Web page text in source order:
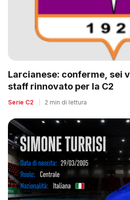
Larcianese: conferme, sei
staff rinnovato per la C2
Serie C2 2 min di lettura